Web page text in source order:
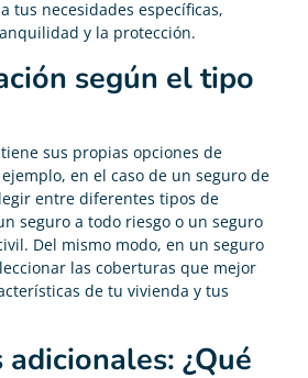
tus necesidades específicas,
y la protección.
según el tipo
sus propias opciones de
en el caso de un seguro de
entre diferentes tipos de
seguro a todo riesgo o un seguro
Del mismo modo, en un seguro
las coberturas que mejor
de tu vivienda y tus
¿Qué